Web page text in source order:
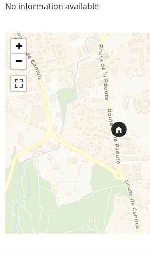
No information available
+
−